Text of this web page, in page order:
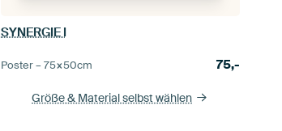
SYNERGIE I
Poster –75×50cm 75,-
Größe & Material selbst wählen